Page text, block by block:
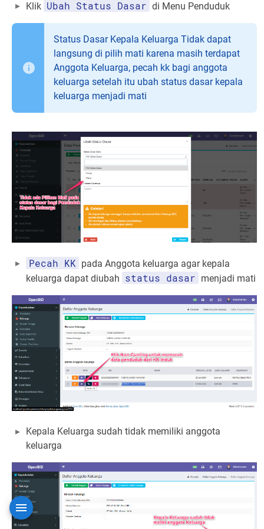
Klik Ubah Status Dasar di Menu Penduduk
Status Dasar Kepala Keluarga Tidak dapat
langsung di pilih mati karena masih terdapat
Anggota Keluarga, pecah kk bagi anggota
keluarga setelah itu ubah status dasar kepala
keluarga menjadi mati
Pecah KK pada Anggota keluarga agar kepala
keluarga dapat diubah status dasar menjadi mati
Kepala Keluarga sudah tidak memiliki anggota
keluarga